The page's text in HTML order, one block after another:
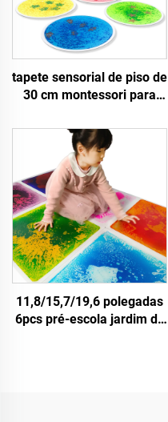
tapete sensorial de piso de
30 cm montessori para
infantis uv azulejos de
piso líquidos sensoriais
reflexivos para brinquedos
de fidgets
11,8/15,7/19,6 polegadas
6pcs pré-escola jardim de